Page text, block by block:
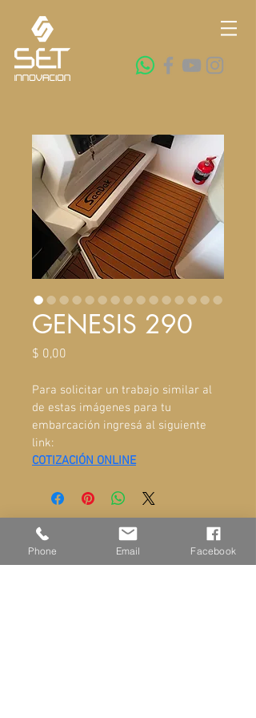
GENESIS 290
$ 0,00
Para solicitar un trabajo similar al
de estas imágenes para tu
embarcación ingresá al siguiente
link:
COTIZACIÓN ONLINE
ADMINISTRACIÓN Y VENTAS
Ayacucho 581, San Fernando
Phone Email Facebook